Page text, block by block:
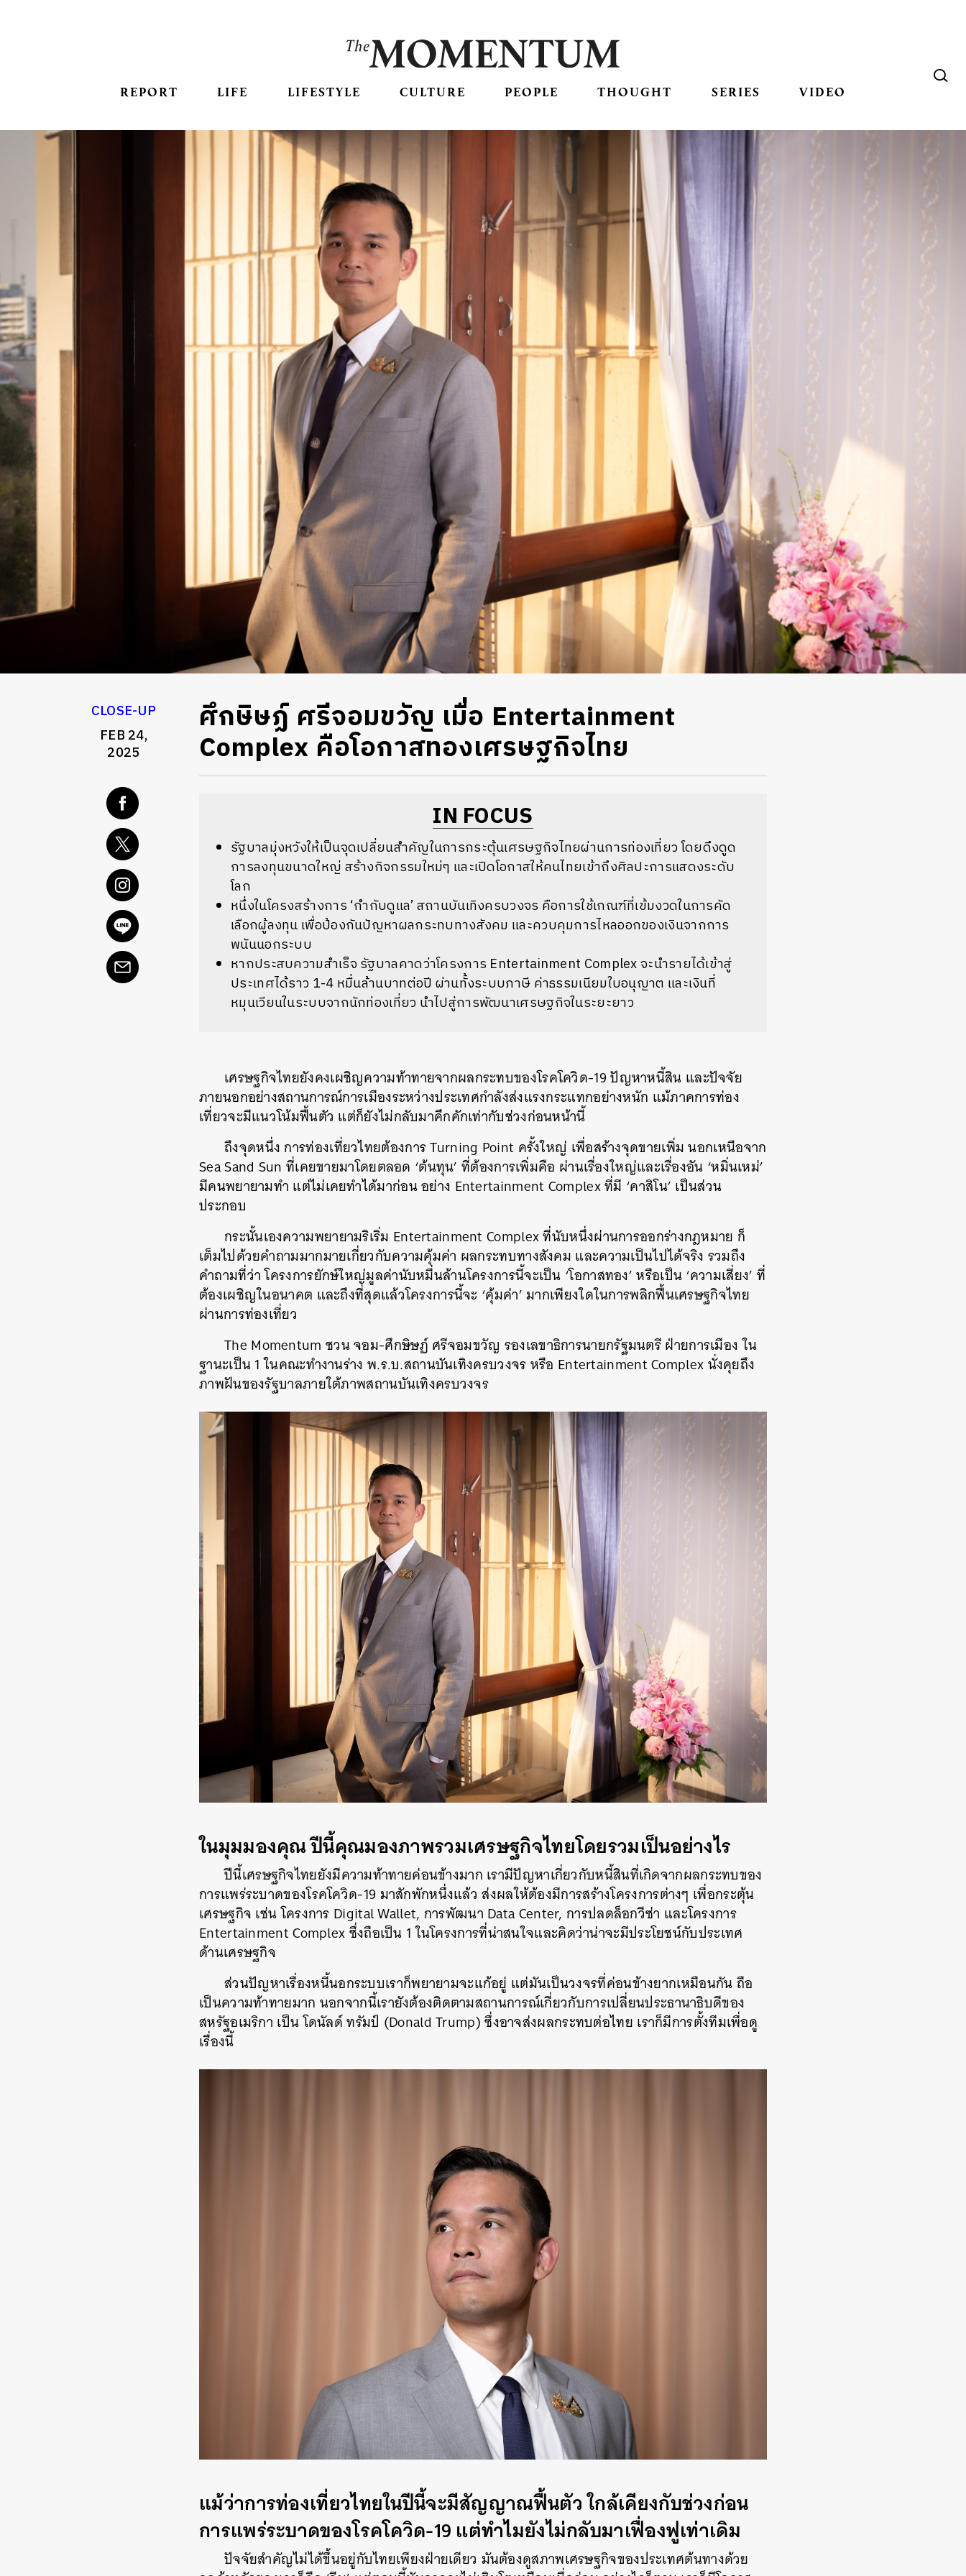
REPORT LIFE LIFESTYLE CULTURE PEOPLE THOUGHT SERIES VIDEO
CLOSE-UP
FEB 24,
2025
ศึกษิษฏ์ ศรีจอมขวัญ เมื่อ Entertainment
Complex คือโอกาสทองเศรษฐกิจไทย
IN FOCUS
รัฐบาลมุ่งหวังให้เป็นจุดเปลี่ยนสำคัญในการกระตุ้นเศรษฐกิจไทยผ่านการท่องเที่ยว โดยดึงดูด
การลงทุนขนาดใหญ่ สร้างกิจกรรมใหม่ๆ และเปิดโอกาสให้คนไทยเข้าถึงศิลปะการแสดงระดับ
โลก
หนึ่งในโครงสร้างการ ‘กำกับดูแล’ สถานบันเทิงครบวงจร คือการใช้เกณฑ์ที่เข้มงวดในการคัด
เลือกผู้ลงทุน เพื่อป้องกันปัญหาผลกระทบทางสังคม และควบคุมการไหลออกของเงินจากการ
พนันนอกระบบ
หากประสบความสำเร็จ รัฐบาลคาดว่าโครงการ Entertainment Complex จะนำรายได้เข้าสู่
ประเทศได้ราว 1-4 หมื่นล้านบาทต่อปี ผ่านทั้งระบบภาษี ค่าธรรมเนียมใบอนุญาต และเงินที่
หมุนเวียนในระบบจากนักท่องเที่ยว นำไปสู่การพัฒนาเศรษฐกิจในระยะยาว
เศรษฐกิจไทยยังคงเผชิญความท้าทายจากผลกระทบของโรคโควิด-19 ปัญหาหนี้สิน และปัจจัย
ภายนอกอย่างสถานการณ์การเมืองระหว่างประเทศกำลังส่งแรงกระแทกอย่างหนัก แม้ภาคการท่อง
เที่ยวจะมีแนวโน้มฟื้นตัว แต่ก็ยังไม่กลับมาคึกคักเท่ากับช่วงก่อนหน้านี้
ถึงจุดหนึ่ง การท่องเที่ยวไทยต้องการ Turning Point ครั้งใหญ่ เพื่อสร้างจุดขายเพิ่ม นอกเหนือจาก
Sea Sand Sun ที่เคยขายมาโดยตลอด ‘ต้นทุน’ ที่ต้องการเพิ่มคือ ผ่านเรื่องใหญ่และเรื่องอัน ‘หมิ่นเหม่’
มีคนพยายามทำ แต่ไม่เคยทำได้มาก่อน อย่าง Entertainment Complex ที่มี ‘คาสิโน’ เป็นส่วน
ประกอบ
กระนั้นเองความพยายามริเริ่ม Entertainment Complex ที่นับหนึ่งผ่านการออกร่างกฎหมาย ก็
เต็มไปด้วยคำถามมากมายเกี่ยวกับความคุ้มค่า ผลกระทบทางสังคม และความเป็นไปได้จริง รวมถึง
คำถามที่ว่า โครงการยักษ์ใหญ่มูลค่านับหมื่นล้านโครงการนี้จะเป็น ‘โอกาสทอง’ หรือเป็น ‘ความเสี่ยง’ ที่
ต้องเผชิญในอนาคต และถึงที่สุดแล้วโครงการนี้จะ ‘คุ้มค่า’ มากเพียงใดในการพลิกฟื้นเศรษฐกิจไทย
ผ่านการท่องเที่ยว
The Momentum ชวน จอม-ศึกษิษฏ์ ศรีจอมขวัญ รองเลขาธิการนายกรัฐมนตรี ฝ่ายการเมือง ใน
ฐานะเป็น 1 ในคณะทำงานร่าง พ.ร.บ.สถานบันเทิงครบวงจร หรือ Entertainment Complex นั่งคุยถึง
ภาพฝันของรัฐบาลภายใต้ภาพสถานบันเทิงครบวงจร
ในมุมมองคุณ ปีนี้คุณมองภาพรวมเศรษฐกิจไทยโดยรวมเป็นอย่างไร
ปีนี้เศรษฐกิจไทยยังมีความท้าทายค่อนข้างมาก เรามีปัญหาเกี่ยวกับหนี้สินที่เกิดจากผลกระทบของ
การแพร่ระบาดของโรคโควิด-19 มาสักพักหนึ่งแล้ว ส่งผลให้ต้องมีการสร้างโครงการต่างๆ เพื่อกระตุ้น
เศรษฐกิจ เช่น โครงการ Digital Wallet, การพัฒนา Data Center, การปลดล็อกวีซ่า และโครงการ
Entertainment Complex ซึ่งถือเป็น 1 ในโครงการที่น่าสนใจและคิดว่าน่าจะมีประโยชน์กับประเทศ
ด้านเศรษฐกิจ
ส่วนปัญหาเรื่องหนี้นอกระบบเราก็พยายามจะแก้อยู่ แต่มันเป็นวงจรที่ค่อนข้างยากเหมือนกัน ถือ
เป็นความท้าทายมาก นอกจากนี้เรายังต้องติดตามสถานการณ์เกี่ยวกับการเปลี่ยนประธานาธิบดีของ
สหรัฐอเมริกา เป็น โดนัลด์ ทรัมป์ (Donald Trump) ซึ่งอาจส่งผลกระทบต่อไทย เราก็มีการตั้งทีมเพื่อดู
เรื่องนี้
แม้ว่าการท่องเที่ยวไทยในปีนี้จะมีสัญญาณฟื้นตัว ใกล้เคียงกับช่วงก่อน
การแพร่ระบาดของโรคโควิด-19 แต่ทำไมยังไม่กลับมาเฟื่องฟูเท่าเดิม
ปัจจัยสำคัญไม่ได้ขึ้นอยู่กับไทยเพียงฝ่ายเดียว มันต้องดูสภาพเศรษฐกิจของประเทศต้นทางด้วย
TWEET EMAIL